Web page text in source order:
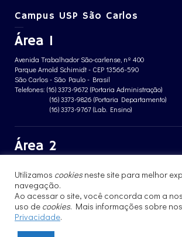
Campus USP São Carlos
Área 1
Avenida Trabalhador São-carlense, nº 400
Parque Arnold Schimidt - CEP 13566-590
São Carlos - São Paulo - Brasil
Telefones: (16) 3373-9672 (Portaria Administração)
(16) 3373-9826 (Portaria Departamento)
(16) 3373-9767 (Lab. Ensino)
Área 2
Jardim Santa Angelina - CEP 13563-120
São Carlos - São Paulo - Brasil
Telefone: (16) 3373-8068 (Portaria prédio CFBio)
(16) 3364-8070 (Portaria prédio poloTErRA)
Utilizamos cookiesneste site para melhor
navegação.
Ao acessar o site, você concorda com a
uso de cookies. Mais informações sobre
Privacidade.